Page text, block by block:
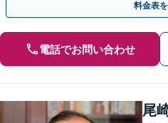
料金表
電話でお問い合わせ
尾